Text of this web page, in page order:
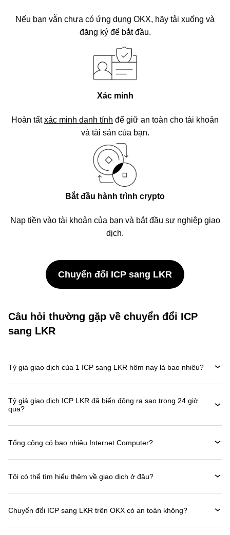
Nếu bạn vẫn chưa có ứng dụng OKX, hãy tải xuống và
đăng ký để bắt đầu.
Xác minh
Hoàn tấtxác minh danh tính để giữ an toàn cho tài khoản
và tài sản của bạn.
Bắt đầu hành trình crypto
Nạp tiền vào tài khoản của bạn và bắt đầu sự nghiệp giao
dịch.
Chuyển đổi ICP sang LKR
Câu hỏi thường gặp về chuyển đổi ICP
sang LKR
Tỷ giá giao dịch của 1 ICP sang LKR hôm nay là bao nhiêu?
Tỷ giá giao dịch ICP LKR đã biến động ra sao trong 24 giờ
qua?
Tổng cộng có bao nhiêu Internet Computer?
Tôi có thể tìm hiểu thêm về giao dịch ở đâu?
Chuyển đổi ICP sang LKR trên OKX có an toàn không?